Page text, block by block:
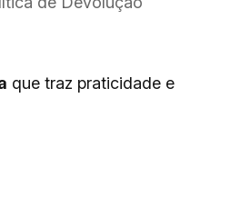
que traz praticidade e